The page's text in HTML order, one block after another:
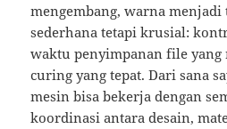
mengembang, warna
sederhana tetapi krusial:
waktu penyimpanan file yang
curing yang tepat. Dari sana
mesin bisa bekerja dengan
koordinasi antara desain,